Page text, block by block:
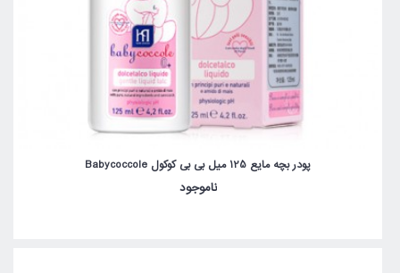
پودر بچه مایع 125 میل بی بی کوکول Babycoccole
ناموجود